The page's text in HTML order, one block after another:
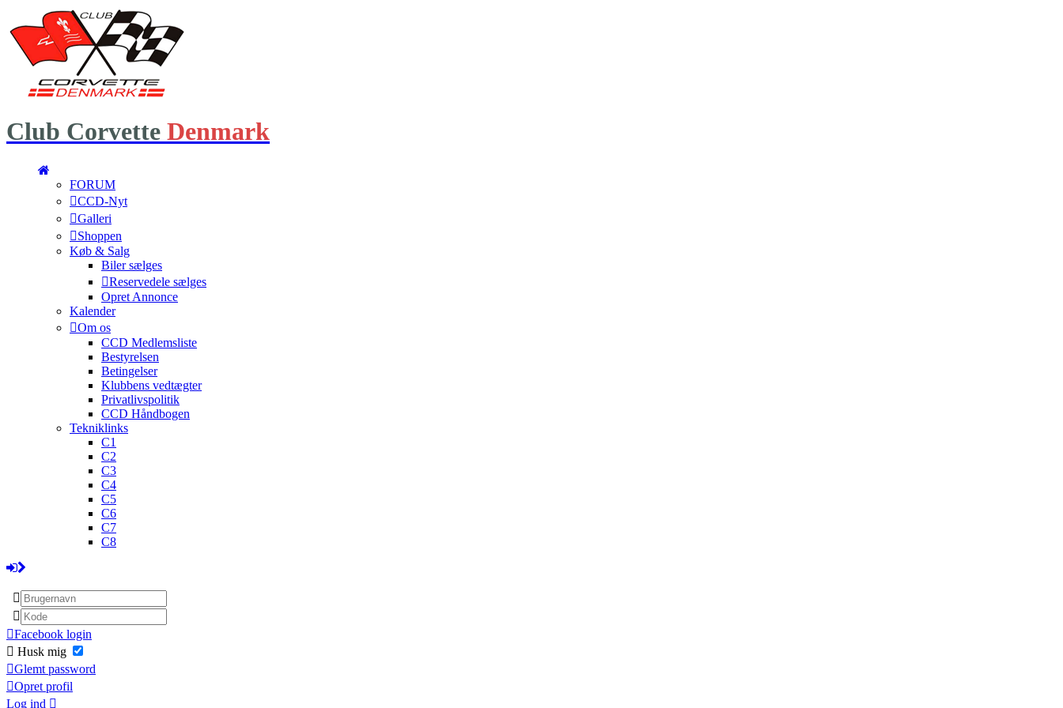
Club Corvette Denmark
FORUM
CCD-Nyt
Galleri
Shoppen
Køb & Salg
Biler sælges
Reservedele sælges
Opret Annonce
Kalender
Om os
CCD Medlemsliste
Bestyrelsen
Betingelser
Klubbens vedtægter
Privatlivspolitik
CCD Håndbogen
Tekniklinks
C1
C2
C3
C4
C5
C6
C7
C8
Facebook login
Husk mig
Glemt password
Opret profil
Log ind